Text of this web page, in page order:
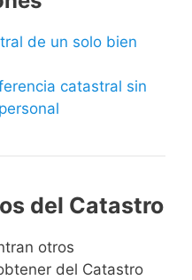
de un solo bien
catastral sin
del Catastro
otros
del Catastro